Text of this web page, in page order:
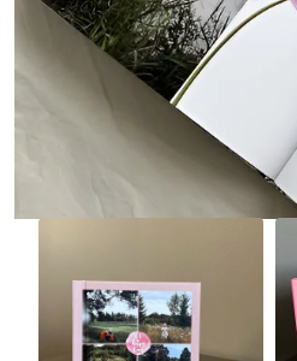
• Без декора
• Выбор цвета фона
• Загрузка фото и текста